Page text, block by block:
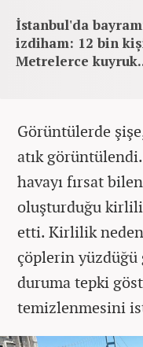
İstanbul'da
izdiham: 12 bin
Metrelerce
Görüntülerde
atık
havayı fırsat
oluşturduğu
etti. Kirlilik
çöplerin yüzdüğü
duruma tepki
temizlenmesini